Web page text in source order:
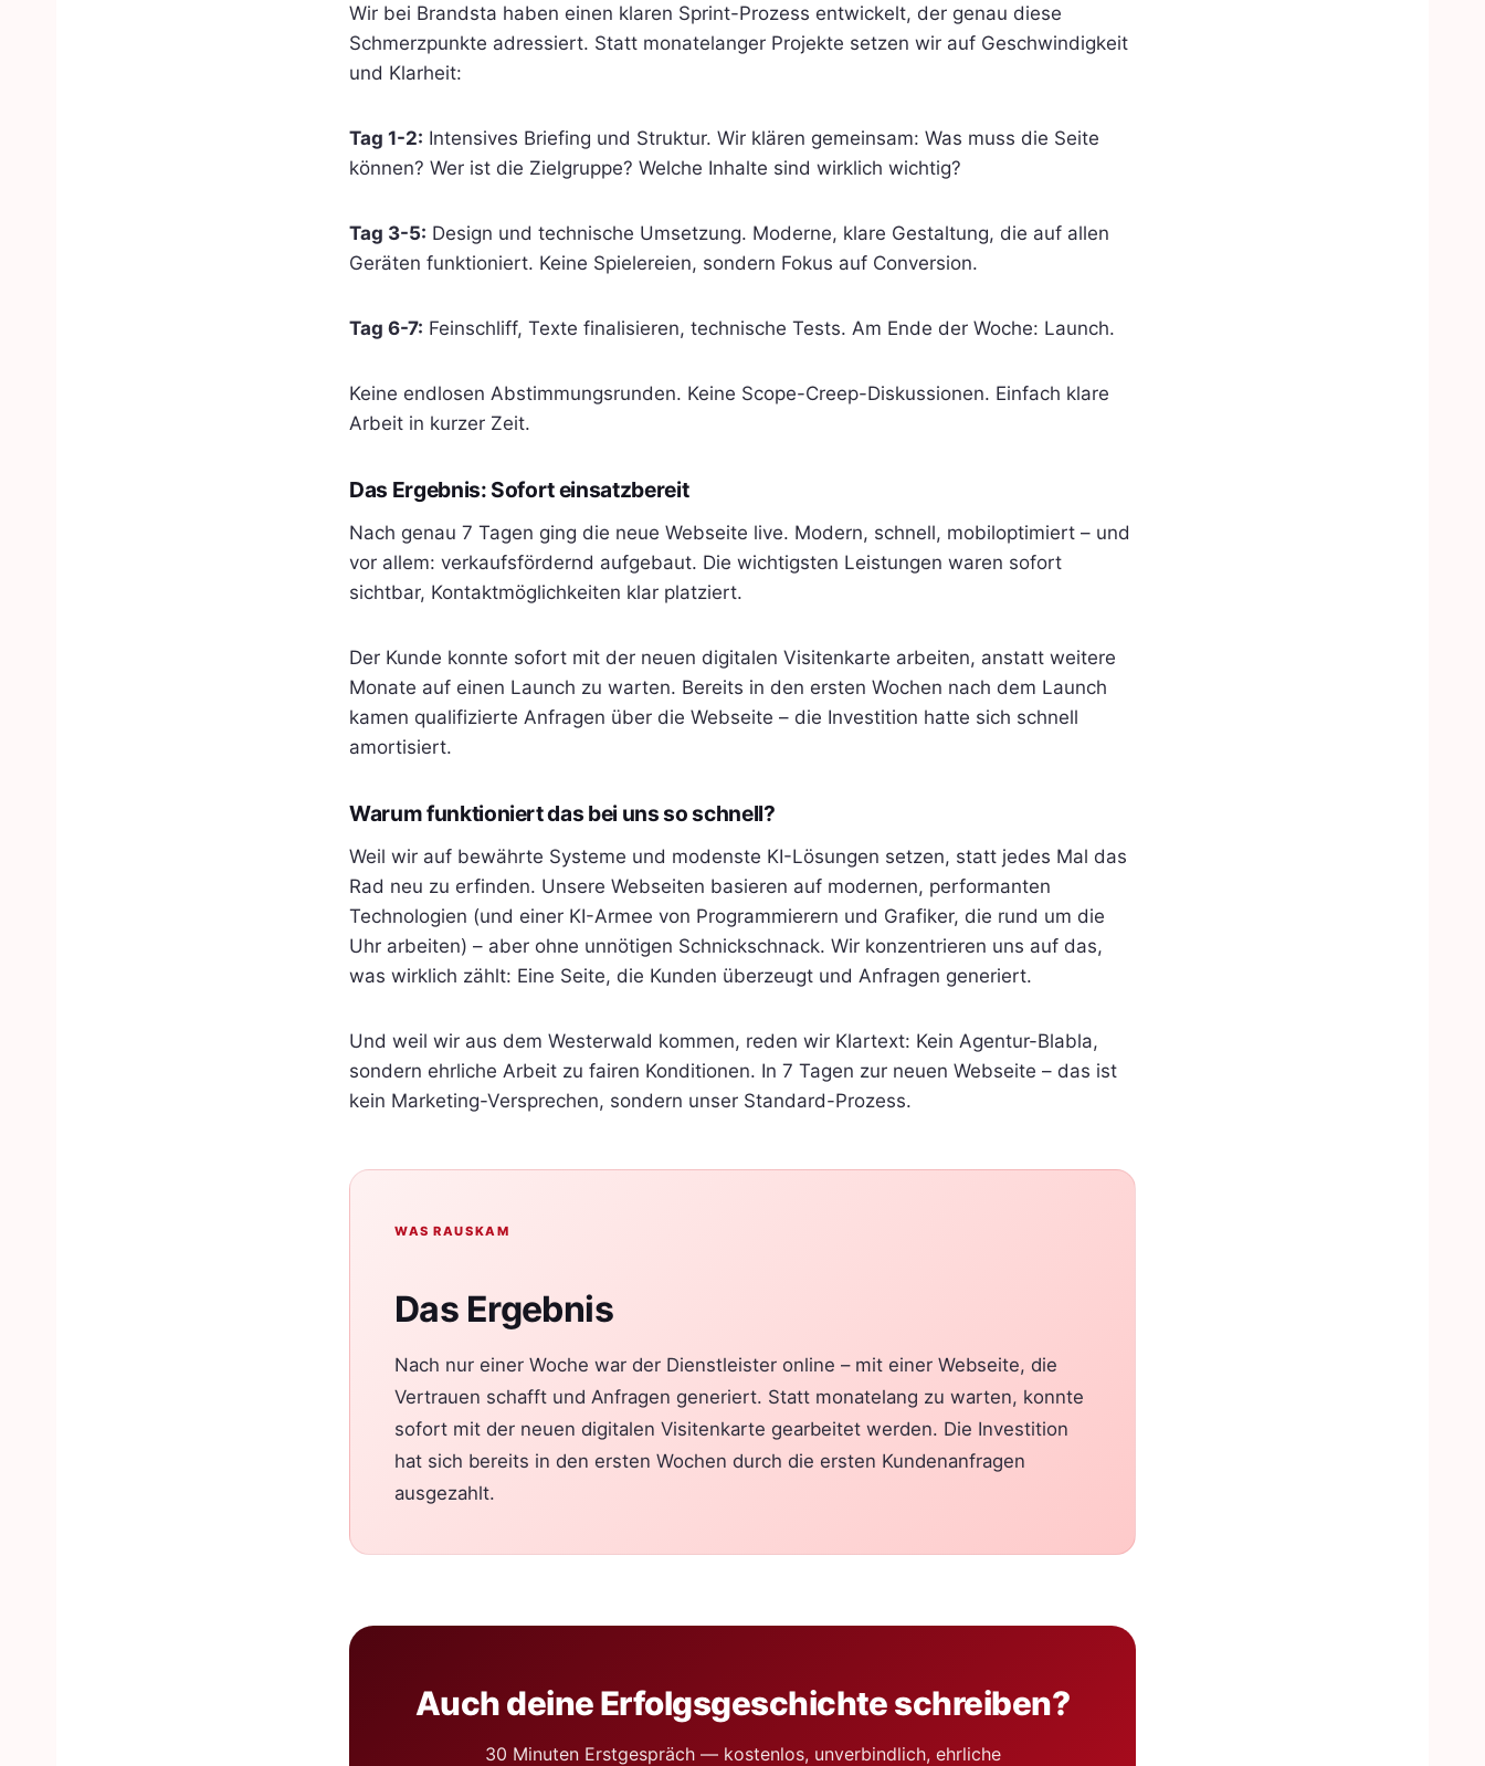
Wir bei Brandsta haben einen klaren Sprint-Prozess entwickelt, der genau diese
Schmerzpunkte adressiert. Statt monatelanger Projekte setzen wir auf Geschwindigkeit
und Klarheit:
Tag 1-2: Intensives Briefing und Struktur. Wir klären gemeinsam: Was muss die Seite
können? Wer ist die Zielgruppe? Welche Inhalte sind wirklich wichtig?
Tag 3-5: Design und technische Umsetzung. Moderne, klare Gestaltung, die auf allen
Geräten funktioniert. Keine Spielereien, sondern Fokus auf Conversion.
Tag 6-7: Feinschliff, Texte finalisieren, technische Tests. Am Ende der Woche: Launch.
Keine endlosen Abstimmungsrunden. Keine Scope-Creep-Diskussionen. Einfach klare
Arbeit in kurzer Zeit.
Das Ergebnis: Sofort einsatzbereit
Nach genau 7 Tagen ging die neue Webseite live. Modern, schnell, mobiloptimiert – und
vor allem: verkaufsfördernd aufgebaut. Die wichtigsten Leistungen waren sofort
sichtbar, Kontaktmöglichkeiten klar platziert.
Der Kunde konnte sofort mit der neuen digitalen Visitenkarte arbeiten, anstatt weitere
Monate auf einen Launch zu warten. Bereits in den ersten Wochen nach dem Launch
kamen qualifizierte Anfragen über die Webseite – die Investition hatte sich schnell
amortisiert.
Warum funktioniert das bei uns so schnell?
Weil wir auf bewährte Systeme und modenste KI-Lösungen setzen, statt jedes Mal das
Rad neu zu erfinden. Unsere Webseiten basieren auf modernen, performanten
Technologien (und einer KI-Armee von Programmierern und Grafiker, die rund um die
Uhr arbeiten) – aber ohne unnötigen Schnickschnack. Wir konzentrieren uns auf das,
was wirklich zählt: Eine Seite, die Kunden überzeugt und Anfragen generiert.
Und weil wir aus dem Westerwald kommen, reden wir Klartext: Kein Agentur-Blabla,
sondern ehrliche Arbeit zu fairen Konditionen. In 7 Tagen zur neuen Webseite – das ist
kein Marketing-Versprechen, sondern unser Standard-Prozess.
WAS RAUSKAM
Das Ergebnis
Nach nur einer Woche war der Dienstleister online – mit einer Webseite, die
Vertrauen schafft und Anfragen generiert. Statt monatelang zu warten, konnte
sofort mit der neuen digitalen Visitenkarte gearbeitet werden. Die Investition
hat sich bereits in den ersten Wochen durch die ersten Kundenanfragen
ausgezahlt.
Auch deine Erfolgsgeschichte schreiben?
30 Minuten Erstgespräch — kostenlos, unverbindlich, ehrliche